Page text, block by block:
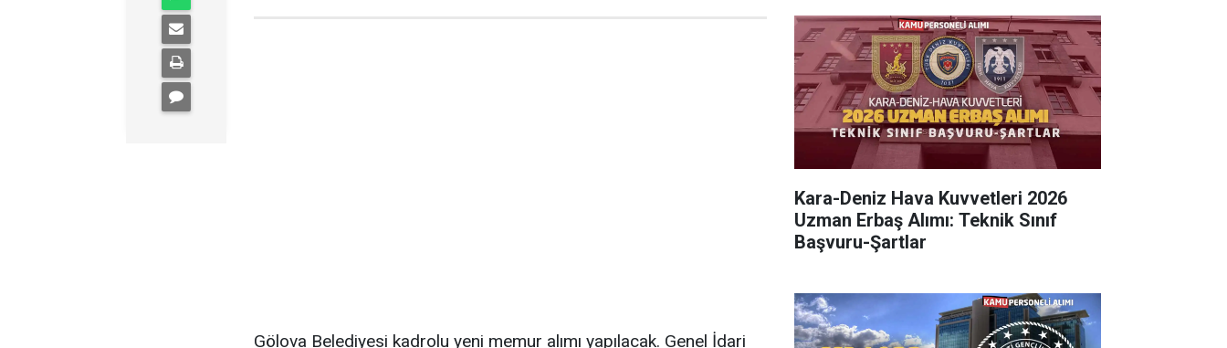
Gölova Belediyesi kadrolu yeni memur alımı yapılacak. Genel İdari
Kara-Deniz Hava Kuvvetleri 2026
Uzman Erbaş Alımı: Teknik Sınıf
Başvuru-Şartlar